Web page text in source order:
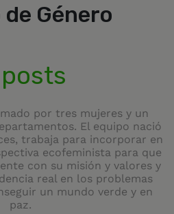
Género
posts
por tres mujeres y un
El equipo nació
trabaja para incorporar en
ecofeminista para que
con su misión y valores y
real en los problemas
un mundo verde y en
paz.